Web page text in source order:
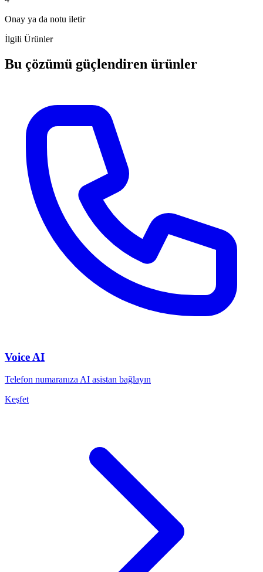
Onay ya da notu iletir
İlgili Ürünler
Bu çözümü güçlendiren ürünler
Voice AI
Telefon numaranıza AI asistan bağlayın
Keşfet